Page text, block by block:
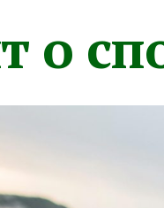
о